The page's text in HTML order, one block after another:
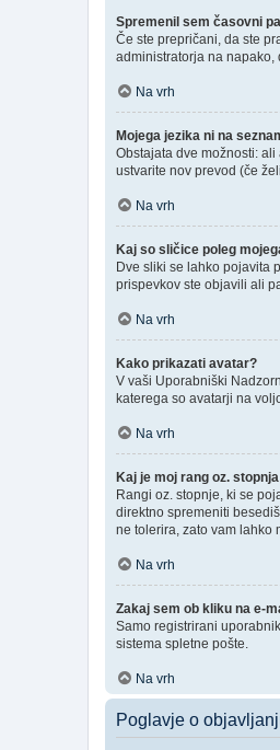
Spremenil sem časovni
Če ste prepričani, da ste
administratorja na napako,
Na vrh
Mojega jezika ni na
Obstajata dve možnosti:
ustvarite nov prevod (če
Na vrh
Kaj so sličice poleg
Dve sliki se lahko pojavita
prispevkov ste objavili ali
Na vrh
Kako prikazati avatar?
V vaši Uporabniški
katerega so avatarji na
Na vrh
Kaj je moj rang oz.
Rangi oz. stopnje, ki se
direktno spremeniti
ne tolerira, zato vam lahko
Na vrh
Zakaj sem ob kliku na e-
Samo registrirani
sistema spletne pošte.
Na vrh
Poglavje o